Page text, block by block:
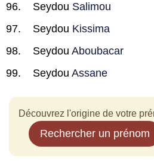
Seydou Salimou
Seydou Kissima
Seydou Aboubacar
Seydou Assane
Découvrez l'origine de votre
Rechercher un prénom